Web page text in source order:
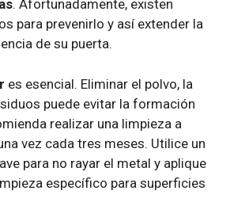
. Afortunadamente, existen
para prevenirlo y así extender la
de su puerta.
es esencial. Eliminar el polvo, la
puede evitar la formación
realizar una limpieza a
vez cada tres meses. Utilice un
para no rayar el metal y aplique
específico para superficies